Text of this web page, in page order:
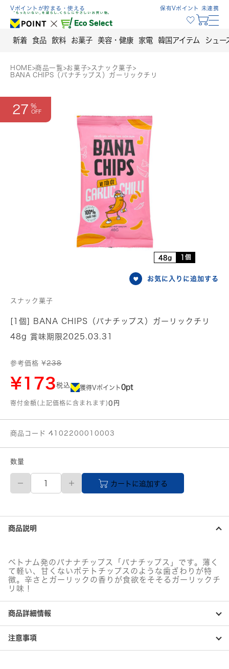
Skip
content
Vポイントが貯まる・使える 保有Vポイント 未連携
新着 食品 飲料 お菓子 美容・健康 家電 韓国アイテム シュー
HOME>商品一覧>お菓子> スナック菓子>
BANA CHIPS（バナチップス）ガーリックチリ
27
48g 1個
お気に入りに追加する
スナック菓子
[1個] BANA CHIPS（バナチップス）ガーリックチリ
48g 賞味期限2025.03.31
参考価格 ¥238
¥173税込 獲得Vポイント0pt
寄付金額(上記価格に含まれます)0円
商品コード 4102200010003
数量
BANA
CHIPS（バ
ナ
ッ
プ
ス）
リ
ッ
ク
カートに追加する
商品説明
ベトナム発のバナナチップス「バナチップス」です。薄く
て軽い、甘くないポテトチップスのような歯ざわりが特
徴。辛さとガーリックの香りが食欲をそそるガーリックチ
リ味！
商品詳細情報
注意事項